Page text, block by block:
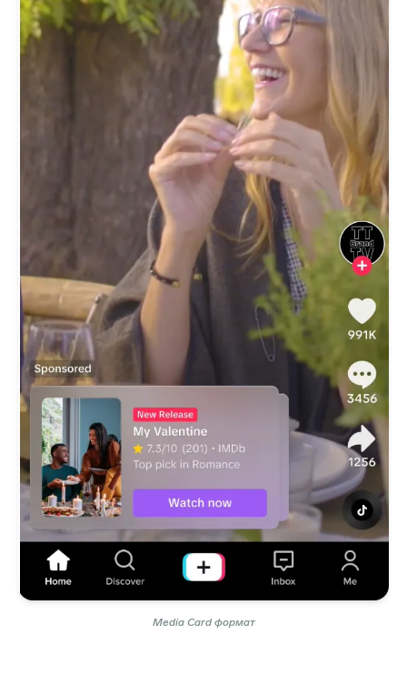
Media Card формат